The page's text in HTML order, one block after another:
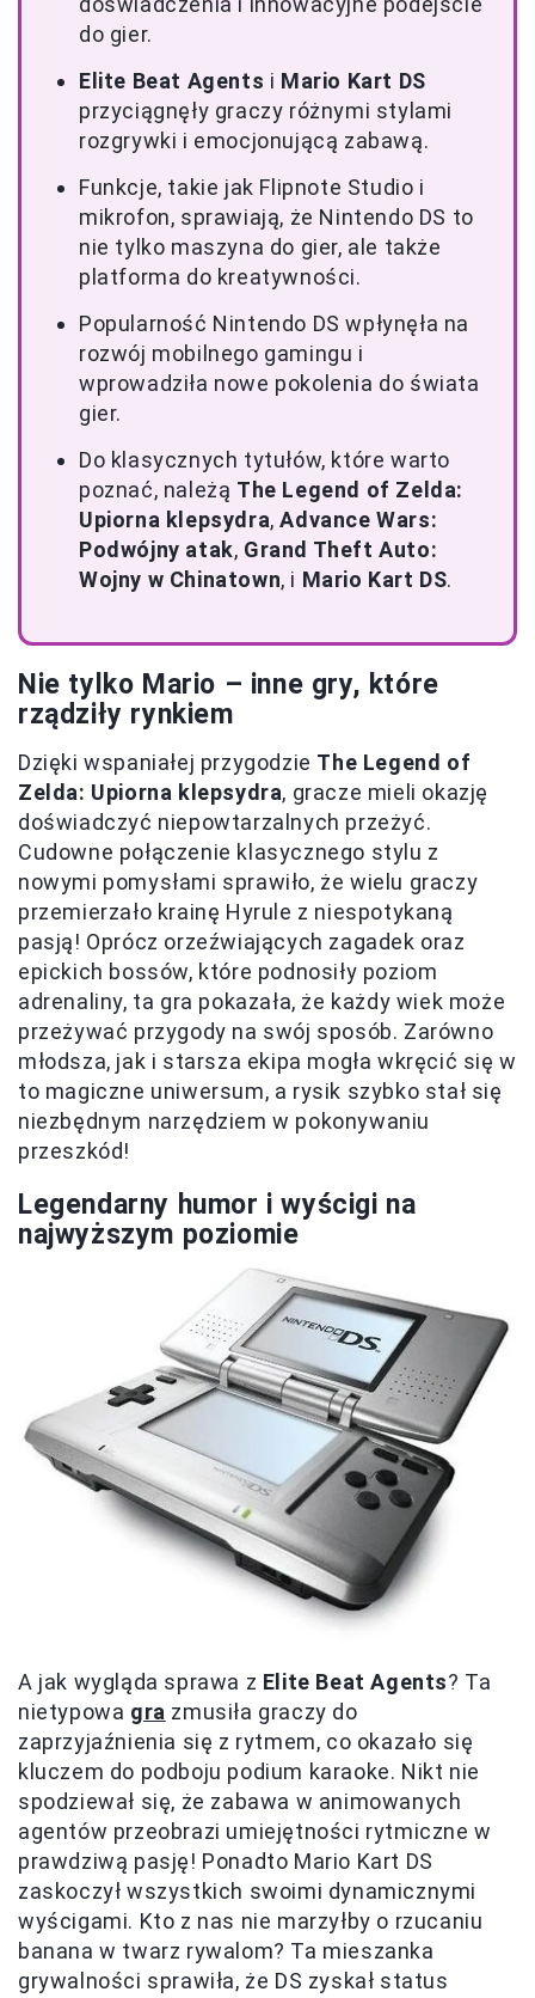
do gier.
Elite Beat Agents i Mario Kart DS
przyciągnęły graczy różnymi stylami
rozgrywki i emocjonującą zabawą.
Funkcje, takie jak Flipnote Studio i
mikrofon, sprawiają, że Nintendo DS to
nie tylko maszyna do gier, ale także
platforma do kreatywności.
Popularność Nintendo DS wpłynęła na
rozwój mobilnego gamingu i
wprowadziła nowe pokolenia do świata
gier.
Do klasycznych tytułów, które warto
poznać, należą The Legend of Zelda:
Upiorna klepsydra,Advance Wars:
Podwójny atak, Grand Theft Auto:
Wojny w Chinatown, i Mario Kart DS.
Nie tylko Mario – inne gry, które
rządziły rynkiem
Dzięki wspaniałej przygodzie The Legend of
Zelda: Upiorna klepsydra, gracze mieli okazję
doświadczyć niepowtarzalnych przeżyć.
Cudowne połączenie klasycznego stylu z
nowymi pomysłami sprawiło, że wielu graczy
przemierzało krainę Hyrule z niespotykaną
pasją! Oprócz orzeźwiających zagadek oraz
epickich bossów, które podnosiły poziom
adrenaliny, ta gra pokazała, że każdy wiek może
przeżywać przygody na swój sposób. Zarówno
młodsza, jak i starsza ekipa mogła wkręcić się w
to magiczne uniwersum, a rysik szybko stał się
niezbędnym narzędziem w pokonywaniu
przeszkód!
Legendarny humor i wyścigi na
najwyższym poziomie
A jak wygląda sprawa z Elite Beat Agents? Ta
nietypowa gra zmusiła graczy do
zaprzyjaźnienia się z rytmem, co okazało się
kluczem do podboju podium karaoke. Nikt nie
spodziewał się, że zabawa w animowanych
agentów przeobrazi umiejętności rytmiczne w
prawdziwą pasję! Ponadto Mario Kart DS
zaskoczył wszystkich swoimi dynamicznymi
wyścigami. Kto z nas nie marzyłby o rzucaniu
banana w twarz rywalom? Ta mieszanka
grywalności sprawiła, że DS zyskał status